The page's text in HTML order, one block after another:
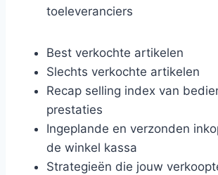
toeleveranciers
Best verkochte artikelen
Slechts verkochte artikelen
Recap selling index van
prestaties
Ingeplande en verzonden
de winkel kassa
Strategieën die jouw